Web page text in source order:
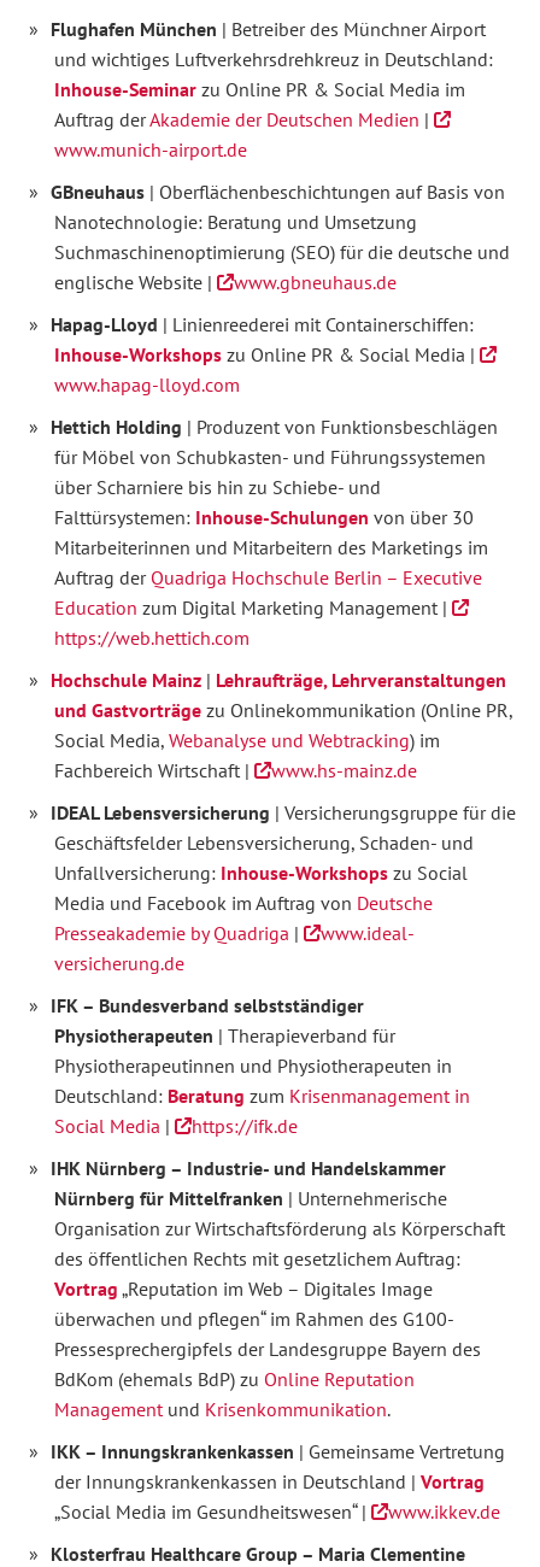
Flughafen München | Betreiber des Münchner Airport
und wichtiges Luftverkehrsdrehkreuz in Deutschland:
Inhouse-Seminar zu Online PR & Social Media im
Auftrag derAkademie der Deutschen Medien |
www.munich-airport.de
GBneuhaus | Oberflächenbeschichtungen auf Basis von
Nanotechnologie: Beratung und Umsetzung
Suchmaschinenoptimierung (SEO) für die deutsche und
englische Website |
www.gbneuhaus.de
Hapag-Lloyd | Linienreederei mit Containerschiffen:
Inhouse-Workshops zu Online PR & Social Media |
www.hapag-lloyd.com
Hettich Holding | Produzent von Funktionsbeschlägen
für Möbel von Schubkasten- und Führungssystemen
über Scharniere bis hin zu Schiebe- und
Falttürsystemen: Inhouse-Schulungen von über 30
Mitarbeiterinnen und Mitarbeitern des Marketings im
Auftrag der Quadriga Hochschule Berlin – Executive
Education zum Digital Marketing Management |
https://web.hettich.com
Hochschule Mainz | Lehraufträge, Lehrveranstaltungen
und Gastvorträge zu Onlinekommunikation (Online PR,
Social Media, Webanalyse und Webtracking) im
Fachbereich Wirtschaft |
www.hs-mainz.de
IDEAL Lebensversicherung | Versicherungsgruppe für die
Geschäftsfelder Lebensversicherung, Schaden- und
Unfallversicherung: Inhouse-Workshops zu Social
Media und Facebook im Auftrag von Deutsche
Presseakademie by Quadriga |
www.ideal-
versicherung.de
IFK – Bundesverband selbstständiger
Physiotherapeuten | Therapieverband für
Physiotherapeutinnen und Physiotherapeuten in
Deutschland: Beratung zum Krisenmanagement in
Social Media |
https://ifk.de
IHK Nürnberg – Industrie- und Handelskammer
Nürnberg für Mittelfranken | Unternehmerische
Organisation zur Wirtschaftsförderung als Körperschaft
des öffentlichen Rechts mit gesetzlichem Auftrag:
Vortrag „Reputation im Web – Digitales Image
überwachen und pflegen“ im Rahmen des G100-
Pressesprechergipfels der Landesgruppe Bayern des
BdKom (ehemals BdP) zu Online Reputation
Managementund Krisenkommunikation.
IKK – Innungskrankenkassen | Gemeinsame Vertretung
der Innungskrankenkassen in Deutschland | Vortrag
„Social Media im Gesundheitswesen“ |
www.ikkev.de
Klosterfrau Healthcare Group – Maria Clementine